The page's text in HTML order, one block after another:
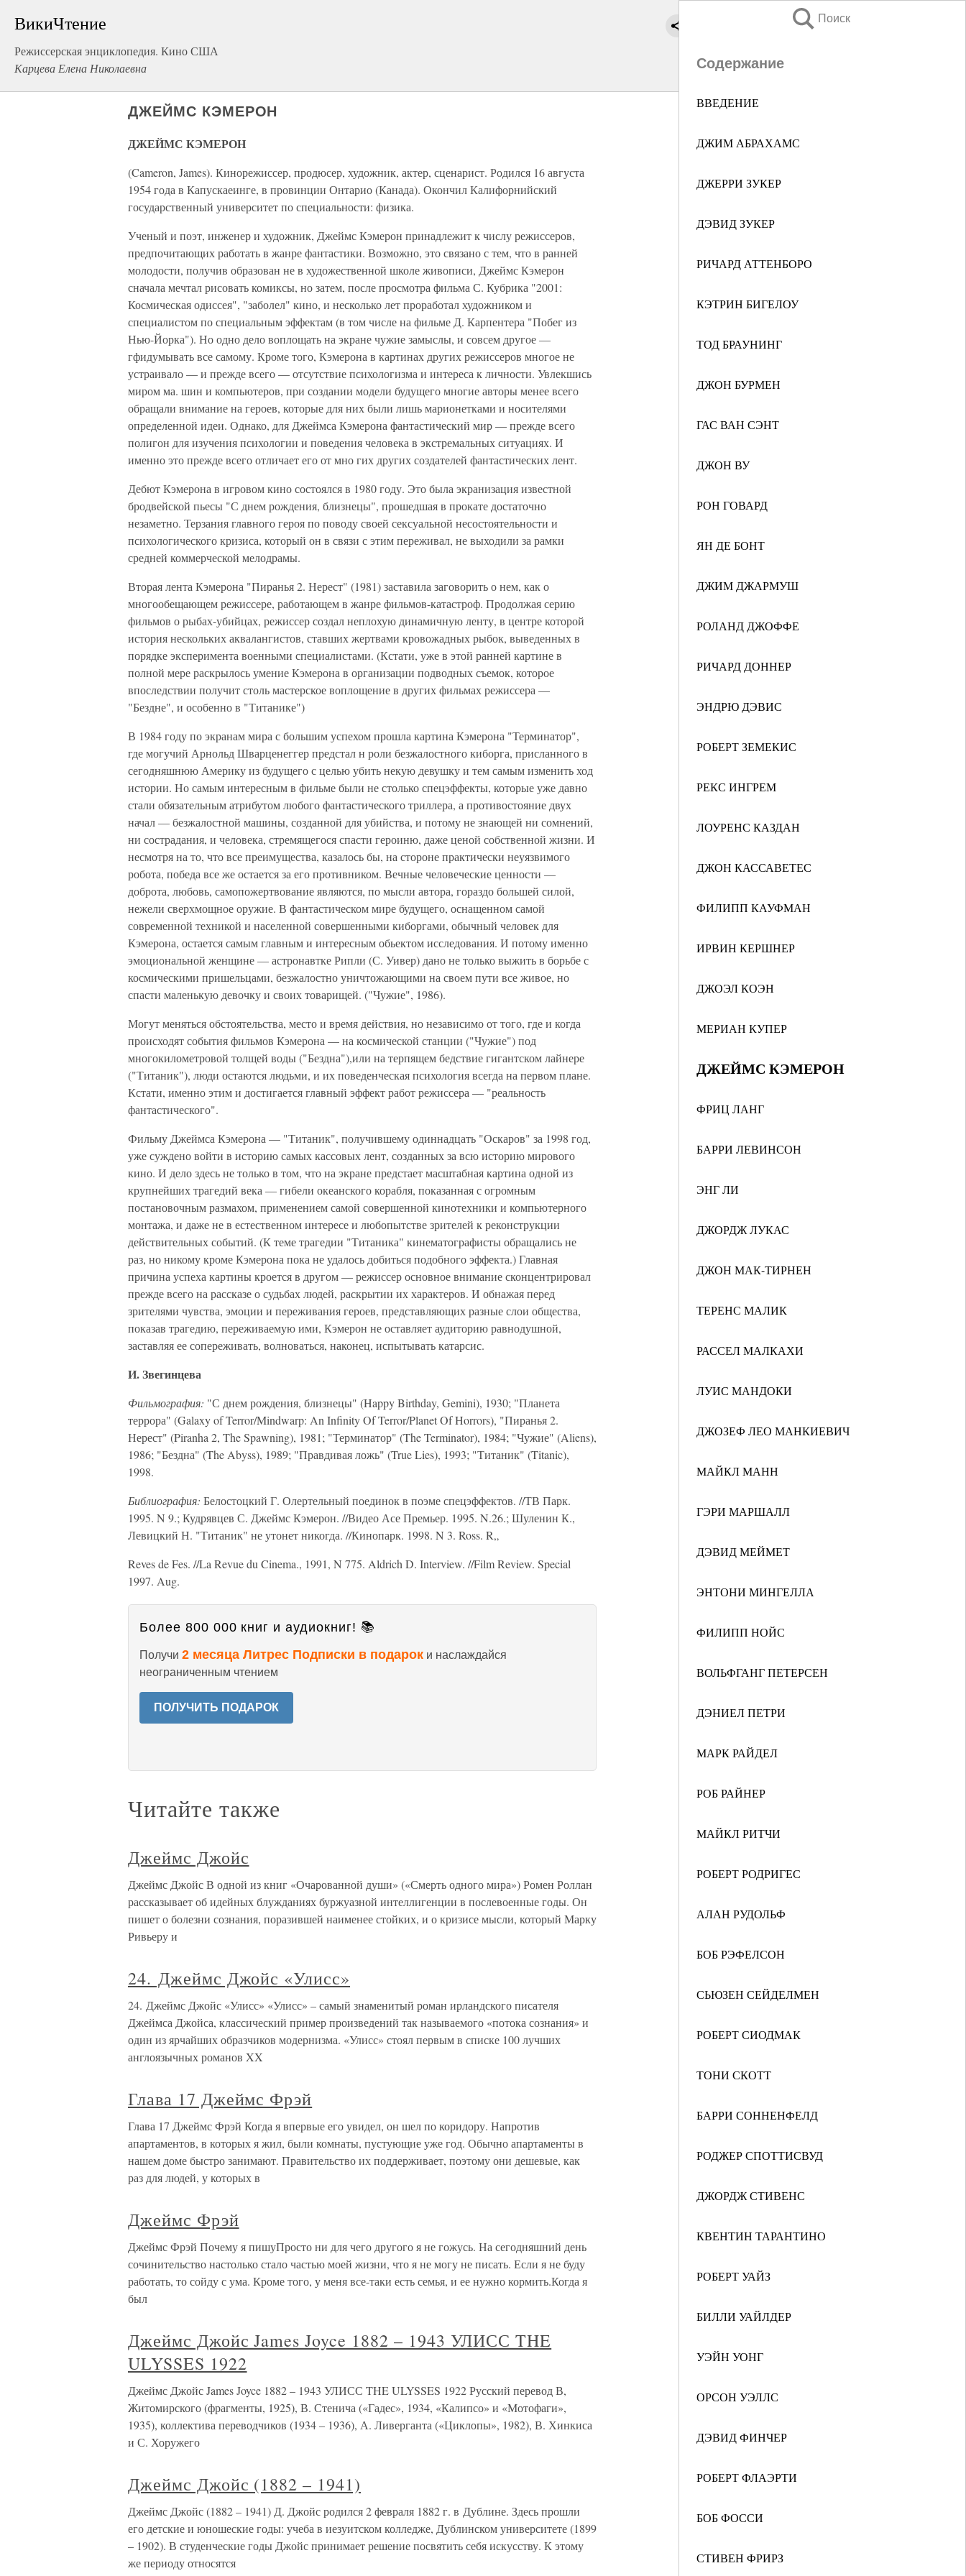
ВикиЧтение
Режиссерская энциклопедия. Кино США
Карцева Елена Николаевна
Поиск
Содержание
ВВЕДЕНИЕ
ДЖИМ АБРАХАМС
ДЖЕРРИ ЗУКЕР
ДЭВИД ЗУКЕР
РИЧАРД АТТЕНБОРО
КЭТРИН БИГЕЛОУ
ТОД БРАУНИНГ
ДЖОН БУРМЕН
ГАС ВАН СЭНТ
ДЖОН ВУ
РОН ГОВАРД
ЯН ДЕ БОНТ
ДЖИМ ДЖАРМУШ
РОЛАНД ДЖОФФЕ
РИЧАРД ДОННЕР
ЭНДРЮ ДЭВИС
РОБЕРТ ЗЕМЕКИС
РЕКС ИНГРЕМ
ЛОУРЕНС КАЗДАН
ДЖОН КАССАВЕТЕС
ФИЛИПП КАУФМАН
ИРВИН КЕРШНЕР
ДЖОЭЛ КОЭН
МЕРИАН КУПЕР
ДЖЕЙМС КЭМЕРОН
ФРИЦ ЛАНГ
БАРРИ ЛЕВИНСОН
ЭНГ ЛИ
ДЖОРДЖ ЛУКАС
ДЖОН МАК-ТИРНЕН
ТЕРЕНС МАЛИК
РАССЕЛ МАЛКАХИ
ЛУИС МАНДОКИ
ДЖОЗЕФ ЛЕО МАНКИЕВИЧ
МАЙКЛ МАНН
ГЭРИ МАРШАЛЛ
ДЭВИД МЕЙМЕТ
ЭНТОНИ МИНГЕЛЛА
ФИЛИПП НОЙС
ВОЛЬФГАНГ ПЕТЕРСЕН
ДЭНИЕЛ ПЕТРИ
МАРК РАЙДЕЛ
РОБ РАЙНЕР
МАЙКЛ РИТЧИ
РОБЕРТ РОДРИГЕС
АЛАН РУДОЛЬФ
БОБ РЭФЕЛСОН
СЬЮЗЕН СЕЙДЕЛМЕН
РОБЕРТ СИОДМАК
ТОНИ СКОТТ
БАРРИ СОННЕНФЕЛД
РОДЖЕР СПОТТИСВУД
ДЖОРДЖ СТИВЕНС
КВЕНТИН ТАРАНТИНО
РОБЕРТ УАЙЗ
БИЛЛИ УАЙЛДЕР
УЭЙН УОНГ
ОРСОН УЭЛЛС
ДЭВИД ФИНЧЕР
РОБЕРТ ФЛАЭРТИ
БОБ ФОССИ
СТИВЕН ФРИРЗ
ДЖЕЙМС КЭМЕРОН
ДЖЕЙМС КЭМЕРОН
(Cameron, James). Кинорежиссер, продюсер, художник, актер, сценарист. Родился 16 августа
1954 года в Капускаеинге, в провинции Онтарио (Канада). Окончил Калифорнийский
государственный университет по специальности: физика.
Ученый и поэт, инженер и художник, Джеймс Кэмерон принадлежит к числу режиссеров,
предпочитающих работать в жанре фантастики. Возможно, это связано с тем, что в ранней
молодости, получив образован не в художественной школе живописи, Джеймс Кэмерон
сначала мечтал рисовать комиксы, но затем, после просмотра фильма С. Кубрика "2001:
Космическая одиссея", "заболел" кино, и несколько лет проработал художником и
специалистом по специальным эффектам (в том числе на фильме Д. Карпентера "Побег из
Нью-Йорка"). Но одно дело воплощать на экране чужие замыслы, и совсем другое —
гфидумывать все самому. Кроме того, Кэмерона в картинах других режиссеров многое не
устраивало — и прежде всего — отсутствие психологизма и интереса к личности. Увлекшись
миром ма. шин и компьютеров, при создании модели будущего многие авторы менее всего
обращали внимание на героев, которые для них были лишь марионетками и носителями
определенной идеи. Однако, для Джеймса Кэмерона фантастический мир — прежде всего
полигон для изучения психологии и поведения человека в экстремальных ситуациях. И
именно это прежде всего отличает его от мно гих других создателей фантастических лент.
Дебют Кэмерона в игровом кино состоялся в 1980 году. Это была экранизация известной
бродвейской пьесы "С днем рождения, близнецы", прошедшая в прокате достаточно
незаметно. Терзания главного героя по поводу своей сексуальной несостоятельности и
психологического кризиса, который он в связи с этим переживал, не выходили за рамки
средней коммерческой мелодрамы.
Вторая лента Кэмерона "Пиранья 2. Нерест" (1981) заставила заговорить о нем, как о
многообещающем режиссере, работающем в жанре фильмов-катастроф. Продолжая серию
фильмов о рыбах-убийцах, режиссер создал неплохую динамичную ленту, в центре которой
история нескольких аквалангистов, ставших жертвами кровожадных рыбок, выведенных в
порядке эксперимента военными специалистами. (Кстати, уже в этой ранней картине в
полной мере раскрылось умение Кэмерона в организации подводных съемок, которое
впоследствии получит столь мастерское воплощение в других фильмах режиссера —
"Бездне", и особенно в "Титанике")
В 1984 году по экранам мира с большим успехом прошла картина Кэмерона "Терминатор",
где могучий Арнольд Шварценеггер предстал н роли безжалостного киборга, присланного в
сегодняшнюю Америку из будущего с целью убить некую девушку и тем самым изменить ход
истории. Но самым интересным в фильме были не столько спецэффекты, которые уже давно
стали обязательным атрибутом любого фантастического триллера, а противостояние двух
начал — безжалостной машины, созданной для убийства, и потому не знающей ни сомнений,
ни сострадания, и человека, стремящегося спасти героиню, даже ценой собственной жизни. И
несмотря на то, что все преимущества, казалось бы, на стороне практически неуязвимого
робота, победа все же остается за его противником. Вечные человеческие ценности —
доброта, любовь, самопожертвование являются, по мысли автора, гораздо большей силой,
нежели сверхмощное оружие. В фантастическом мире будущего, оснащенном самой
современной техникой и населенной совершенными киборгами, обычный человек для
Кэмерона, остается самым главным и интересным обьектом исследования. И потому именно
эмоциональной женщине — астронавтке Рипли (С. Уивер) дано не только выжить в борьбе с
космическими пришельцами, безжалостно уничтожающими на своем пути все живое, но
спасти маленькую девочку и своих товарищей. ("Чужие", 1986).
Могут меняться обстоятельства, место и время действия, но независимо от того, где и когда
происходят события фильмов Кэмерона — на космической станции ("Чужие") под
многокилометровой толщей воды ("Бездна"),или на терпящем бедствие гигантском лайнере
("Титаник"), люди остаются людьми, и их поведенческая психология всегда на первом плане.
Кстати, именно этим и достигается главный эффект работ режиссера — "реальность
фантастического".
Фильму Джеймса Кэмерона — "Титаник", получившему одиннадцать "Оскаров" за 1998 год,
уже суждено войти в историю самых кассовых лент, созданных за всю историю мирового
кино. И дело здесь не только в том, что на экране предстает масштабная картина одной из
крупнейших трагедий века — гибели океанского корабля, показанная с огромным
постановочным размахом, применением самой совершенной кинотехники и компьютерного
монтажа, и даже не в естественном интересе и любопытстве зрителей к реконструкции
действительных событий. (К теме трагедии "Титаника" кинематографисты обращались не
раз, но никому кроме Кэмерона пока не удалось добиться подобного эффекта.) Главная
причина успеха картины кроется в другом — режиссер основное внимание сконцентрировал
прежде всего на рассказе о судьбах людей, раскрытии их характеров. И обнажая перед
зрителями чувства, эмоции и переживания героев, представляющих разные слои общества,
показав трагедию, переживаемую ими, Кэмерон не оставляет аудиторию равнодушной,
заставляя ее сопереживать, волноваться, наконец, испытывать катарсис.
И. Звегинцева
Фильмография: "С днем рождения, близнецы" (Happy Birthday, Gemini), 1930; "Планета
террора" (Galaxy of Terror/Mindwarp: An Infinity Of Terror/Planet Of Horrors), "Пиранья 2.
Нерест" (Piranha 2, The Spawning), 1981; "Терминатор" (The Terminator), 1984; "Чужие" (Aliens),
1986; "Бездна" (The Abyss), 1989; "Правдивая ложь" (True Lies), 1993; "Титаник" (Titanic),
1998.
Библиография: Белостоцкий Г. Олертельный поединок в поэме спецэффектов. //ТВ Парк.
1995. N 9.; Кудрявцев С. Джеймс Кэмерон. //Видео Асе Премьер. 1995. N.26.; Шуленин К.,
Левицкий Н. "Титаник" не утонет никогда. //Кинопарк. 1998. N 3. Ross. R„
Reves de Fes. //La Revue du Cinema., 1991, N 775. Aldrich D. Interview. //Film Review. Special
1997. Aug.
Более 800 000 книг и аудиокниг! 📚
Получи 2 месяца Литрес Подписки в подарок и наслаждайся
неограниченным чтением
ПОЛУЧИТЬ ПОДАРОК
Читайте также
Джеймс Джойс
Джеймс Джойс В одной из книг «Очарованной души» («Смерть одного мира») Ромен Роллан
рассказывает об идейных блужданиях буржуазной интеллигенции в послевоенные годы. Он
пишет о болезни сознания, поразившей наименее стойких, и о кризисе мысли, который Марку
Ривьеру и
24. Джеймс Джойс «Улисс»
24. Джеймс Джойс «Улисс» «Улисс» – самый знаменитый роман ирландского писателя
Джеймса Джойса, классический пример произведений так называемого «потока сознания» и
один из ярчайших образчиков модернизма. «Улисс» стоял первым в списке 100 лучших
англоязычных романов XX
Глава 17 Джеймс Фрэй
Глава 17 Джеймс Фрэй Когда я впервые его увидел, он шел по коридору. Напротив
апартаментов, в которых я жил, были комнаты, пустующие уже год. Обычно апартаменты в
нашем доме быстро занимают. Правительство их поддерживает, поэтому они дешевые, как
раз для людей, у которых в
Джеймс Фрэй
Джеймс Фрэй Почему я пишуПросто ни для чего другого я не гожусь. На сегодняшний день
сочинительство настолько стало частью моей жизни, что я не могу не писать. Если я не буду
работать, то сойду с ума. Кроме того, у меня все-таки есть семья, и ее нужно кормить.Когда я
был
Джеймс Джойс James Joyce 1882 – 1943 УЛИСС THE
ULYSSES 1922
Джеймс Джойс James Joyce 1882 – 1943 УЛИСС THE ULYSSES 1922 Русский перевод В,
Житомирского (фрагменты, 1925), В. Стенича («Гадес», 1934, «Калипсо» и «Мотофаги»,
1935), коллектива переводчиков (1934 – 1936), А. Ливерганта («Циклопы», 1982), В. Хинкиса
и С. Хоружего
Джеймс Джойс (1882 – 1941)
Джеймс Джойс (1882 – 1941) Д. Джойс родился 2 февраля 1882 г. в Дублине. Здесь прошли
его детские и юношеские годы: учеба в иезуитском колледже, Дублинском университете (1899
– 1902). В студенческие годы Джойс принимает решение посвятить себя искусству. К этому
же периоду относятся